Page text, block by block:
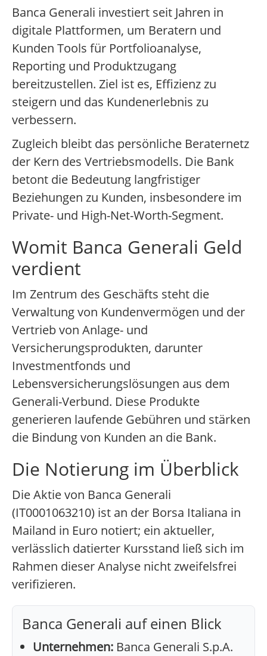
Banca Generali investiert seit Jahren in
digitale Plattformen, um Beratern und
Kunden Tools für Portfolioanalyse,
Reporting und Produktzugang
bereitzustellen. Ziel ist es, Effizienz zu
steigern und das Kundenerlebnis zu
verbessern.
Zugleich bleibt das persönliche Beraternetz
der Kern des Vertriebsmodells. Die Bank
betont die Bedeutung langfristiger
Beziehungen zu Kunden, insbesondere im
Private- und High-Net-Worth-Segment.
Womit Banca Generali Geld
verdient
Im Zentrum des Geschäfts steht die
Verwaltung von Kundenvermögen und der
Vertrieb von Anlage- und
Versicherungsprodukten, darunter
Investmentfonds und
Lebensversicherungslösungen aus dem
Generali-Verbund. Diese Produkte
generieren laufende Gebühren und stärken
die Bindung von Kunden an die Bank.
Die Notierung im Überblick
Die Aktie von Banca Generali
(IT0001063210) ist an der Borsa Italiana in
Mailand in Euro notiert; ein aktueller,
verlässlich datierter Kursstand ließ sich im
Rahmen dieser Analyse nicht zweifelsfrei
verifizieren.
Banca Generali auf einen Blick
Unternehmen: Banca Generali S.p.A.